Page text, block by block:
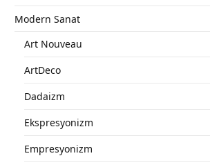
Modern Sanat
Art Nouveau
ArtDeco
Dadaizm
Ekspresyonizm
Empresyonizm